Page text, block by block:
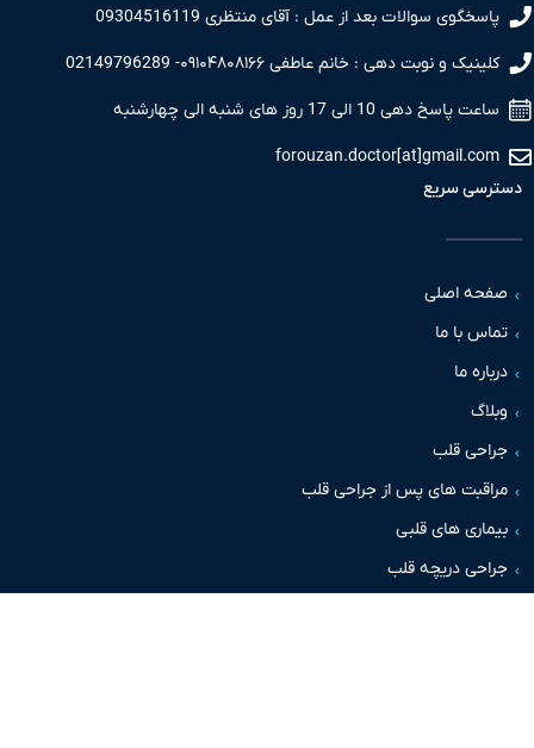
سوالات بعد از عمل : آقای منتظری 09304516119
و نوبت دهی : خانم عاطفی ۰۹۱۰۴۸۰۸۱۶۶- 02149796289
دهی 10 الی 17 روز های شنبه الی چهارشنبه
سریع
اصلی
با ما
ما
قلب
های پس از جراحی قلب
های قلبی
دریچه قلب